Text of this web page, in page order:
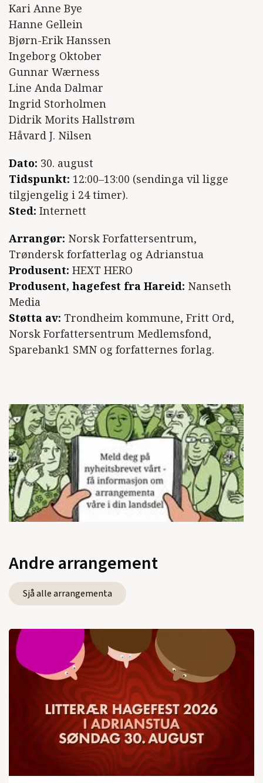
Kari Anne Bye
Hanne Gellein
Bjørn-Erik Hanssen
Ingeborg Oktober
Gunnar Wærness
Line Anda Dalmar
Ingrid Storholmen
Didrik Morits Hallstrøm
Håvard J. Nilsen
Dato: 30. august
Tidspunkt: 12:00–13:00 (sendinga vil ligge
tilgjengelig i 24 timer).
Sted: Internett
Arrangør: Norsk Forfattersentrum,
Trøndersk forfatterlag og Adrianstua
Produsent: HEXT HERO
Produsent, hagefest fra Hareid: Nanseth
Media
Støtta av: Trondheim kommune, Fritt Ord,
Norsk Forfattersentrum Medlemsfond,
Sparebank1 SMN og forfatternes forlag.
Andre arrangement
Sjå alle arrangementa